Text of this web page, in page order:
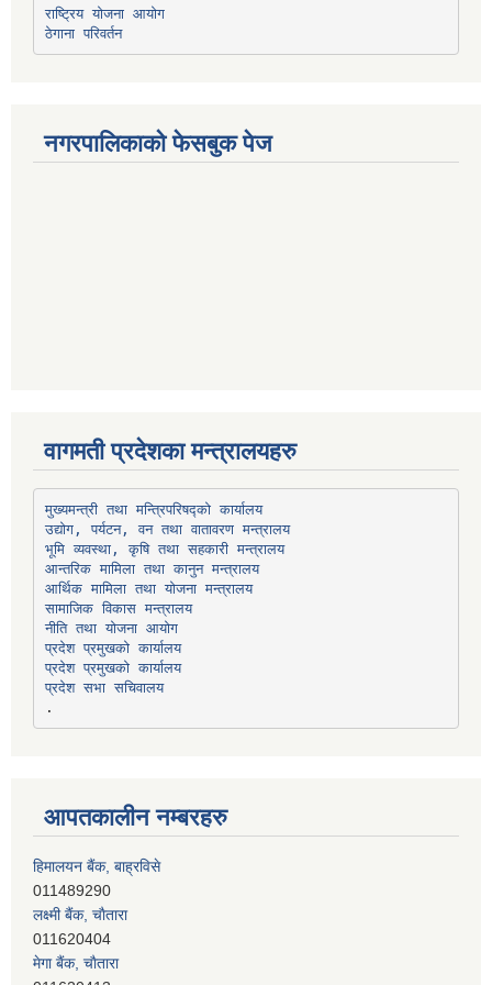
राष्ट्रिय योजना आयोग
ठेगाना परिवर्तन
नगरपालिकाको फेसबुक पेज
वागमती प्रदेशका मन्त्रालयहरु
मुख्यमन्त्री तथा मन्त्रिपरिषद्को कार्यालय
उद्योग, पर्यटन, वन तथा वातावरण मन्त्रालय
भूमि व्यवस्था, कृषि तथा सहकारी मन्त्रालय
आन्तरिक मामिला तथा कानुन मन्त्रालय
आर्थिक मामिला तथा योजना मन्त्रालय
सामाजिक विकास मन्त्रालय
नीति तथा योजना आयोग
प्रदेश प्रमुखको कार्यालय
प्रदेश प्रमुखको कार्यालय
प्रदेश सभा सचिवालय
आपतकालीन नम्बरहरु
हिमालयन बैंक, बाह्रविसे
011489290
लक्ष्मी बैंक, चाैतारा
011620404
मेगा बैंक, चाैतारा